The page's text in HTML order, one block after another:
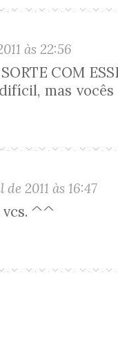
às 22:56
COM
mas
de 2011 às 16:47
vcs. ^^